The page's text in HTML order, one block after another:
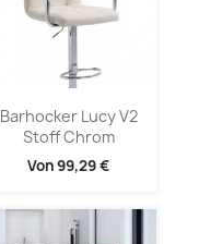
Barhocker Lucy V2
Stoff Chrom
Von99,29 €